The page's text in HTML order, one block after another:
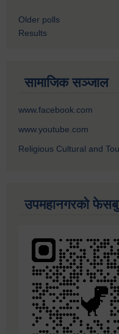
Older polls
Results
सामाजिक सञ्जाल
www.facebook.com
www.youtube.com
Religious Cultural and
उपमहानगरको